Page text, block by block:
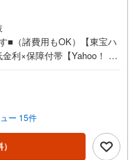
■（諸費用もOK）【東宝ハ
利×保障付帯【Yahoo！ 不
！ 不動産 物件ご成約
。「資料をもらう」「見
合わせください。※必ずY
ください。※PayPayボー
ません。ご案内・詳細な資
お電話でのお問い合わせも
ー 15件